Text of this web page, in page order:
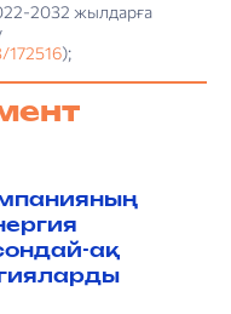
2032 жылдарға
);
ақ